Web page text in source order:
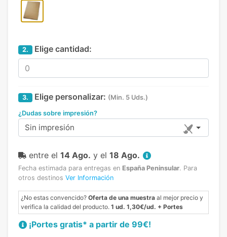
2. Elige cantidad:
3. Elige personalizar: (Min. 5 Uds.)
¿Dudas sobre impresión?
Sin impresión
entre el 14 Ago. y el 18 Ago.
Fecha estimada para entregas en España Peninsular. Para
otros destinos Ver Información
¿No estas convencido? Oferta de una muestra al mejor precio y
verifica la calidad del producto. 1 ud. 1,30€/ud. + Portes
¡Portes gratis* a partir de 99€!